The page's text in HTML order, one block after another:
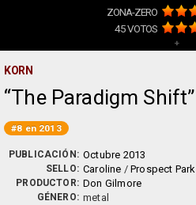
ZONA-ZERO
45VOTOS
+
KORN
The Paradigm Shift
#8 en 2013
PUBLICACIÓN: Octubre 2013
SELLO: Caroline /Prospect Park
PRODUCTOR: Don Gilmore
GÉNERO: metal